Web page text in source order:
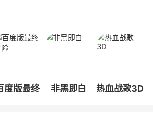
度版最终
非黑即白 热血战歌3D